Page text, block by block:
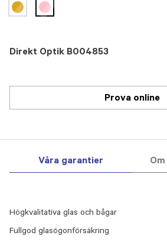
Direkt Optik B004853
selected
Prova online
Våra garantier
Högkvalitativa glas och bågar
Fullgod glasögonförsäkring